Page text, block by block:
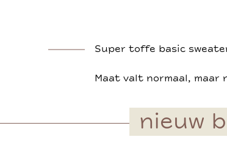
Super toffe basic
Maat valt normaal, maar
nieuw